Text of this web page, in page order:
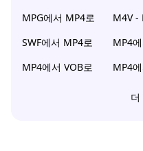
MPG에서 MP4로
M4V -
SWF에서 MP4로
MP4
MP4에서 VOB로
MP4
더